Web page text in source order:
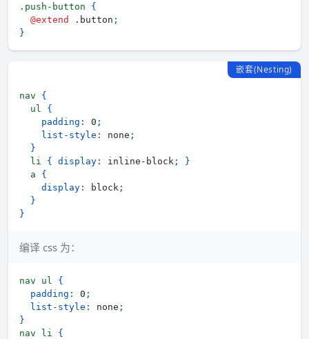
.push-button {
@extend
.button ;
}
嵌套(Nesting)
nav {
ul {
padding : 0 ;
list-style : none ;
}
li { display : inline-block ;
}
a {
display : block ;
}
}
编译 css 为：
nav ul {
padding : 0 ;
list-style : none ;
}
nav li {